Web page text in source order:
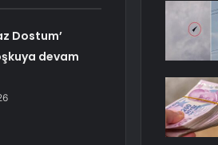
Dostum’
devam